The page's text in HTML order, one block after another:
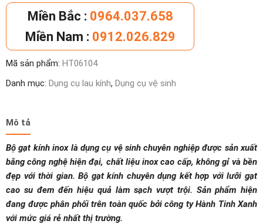
kính
lượng
Miền Bắc : 0964.037.658
Miền Nam : 0912.026.829
Mã sản phẩm: HT06104
Danh mục: Dụng cụ lau kính, Dụng cụ vệ sinh
Mô tả
Bộ gạt kính inox là dụng cụ vệ sinh chuyên nghiệp được sản xuất
bằng công nghệ hiện đại, chất liệu inox cao cấp, không gỉ và bền
đẹp với thời gian. Bộ gạt kính chuyên dụng kết hợp với lưỡi gạt
cao su đem đến hiệu quả làm sạch vượt trội. Sản phẩm hiện
đang được phân phối trên toàn quốc bởi công ty Hành Tinh Xanh
với mức giá rẻ nhất thị trường.